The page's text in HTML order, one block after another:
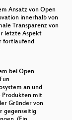
Ansatz von Open
innerhalb von
Transparenz von
letzte Aspekt
fortlaufend
bei Open
an und
Produkten mit
Gründer von
gegenseitig